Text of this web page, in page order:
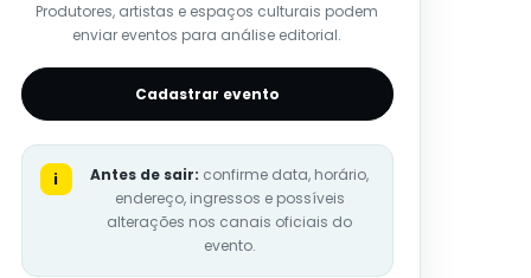
Produtores, artistas e espaços culturais podem
enviar eventos para análise editorial.
Cadastrar evento
i Antes de sair: confirme data, horário,
endereço, ingressos e possíveis
alterações nos canais oficiais do
evento.